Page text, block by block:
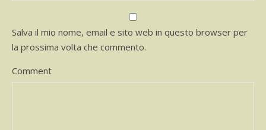
Salva il mio nome, email e sito web in questo browser per
la prossima volta che commento.
Comment